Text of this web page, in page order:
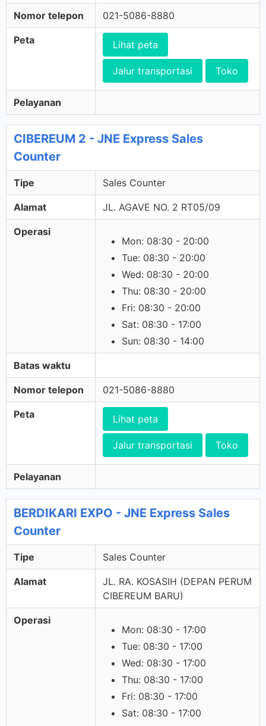
Nomor telepon 021-5086-8880
Peta Lihat peta
Jalur transportasi Toko
Pelayanan
CIBEREUM 2 - JNE Express Sales
Counter
Tipe Sales Counter
Alamat JL. AGAVE NO. 2 RT05/09
Operasi
Mon: 08:30 - 20:00
Tue: 08:30 - 20:00
Wed: 08:30 - 20:00
Thu: 08:30 - 20:00
Fri: 08:30 - 20:00
Sat: 08:30 - 17:00
Sun: 08:30 - 14:00
Batas waktu
Nomor telepon 021-5086-8880
Peta Lihat peta
Jalur transportasi Toko
Pelayanan
BERDIKARI EXPO - JNE Express Sales
Counter
Tipe Sales Counter
Alamat
JL. RA. KOSASIH (DEPAN PERUM
CIBEREUM BARU)
Operasi
Mon: 08:30 - 17:00
Tue: 08:30 - 17:00
Wed: 08:30 - 17:00
Thu: 08:30 - 17:00
Fri: 08:30 - 17:00
Sat: 08:30 - 17:00